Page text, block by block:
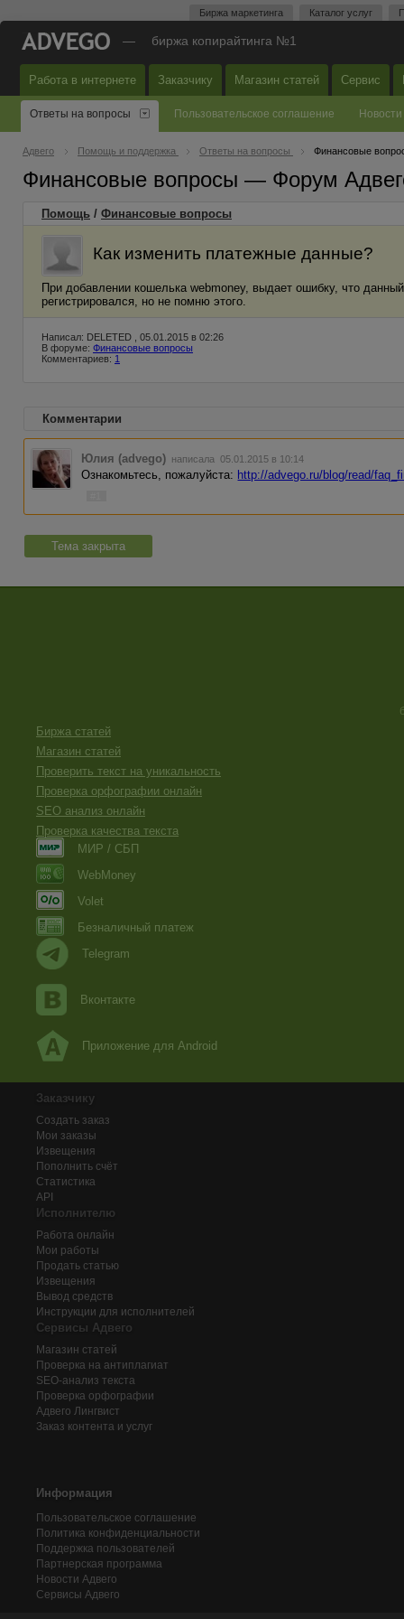
Биржа маркетинга Каталог услуг
— биржа копирайтинга №1
Работа в интернете Заказчику Магазин статей Сервис
Ответы на вопросы Пользовательское соглашение Новости
Адвего Помощь и поддержка Ответы на вопросы Финансовые
Финансовые вопросы — Форум
Помощь / Финансовые вопросы
Как изменить платежные данные?
При добавлении кошелька webmoney, выдает ошибку, что
регистрировался, но не помню этого.
Написал: DELETED , 05.01.2015 в 02:26
В форуме: Финансовые вопросы
Комментариев: 1
Комментарии
Юлия (advego) написала 05.01.2015 в 10:14
Ознакомьтесь, пожалуйста: http://advego.ru/blog/read/
Тема закрыта
Биржа статей
Магазин статей
Проверить текст на уникальность
Проверка орфографии онлайн
SEO анализ онлайн
Проверка качества текста
МИР / СБП
WebMoney
Volet
Безналичный платеж
Telegram
Вконтакте
Приложение для Android
Заказчику
Создать заказ
Мои заказы
Извещения
Пополнить счёт
Статистика
API
Исполнителю
Работа онлайн
Мои работы
Продать статью
Извещения
Вывод средств
Инструкции для исполнителей
Сервисы Адвего
Магазин статей
Проверка на антиплагиат
SEO-анализ текста
Проверка орфографии
Адвего Лингвист
Заказ контента и услуг
Информация
Пользовательское соглашение
Политика конфиденциальности
Поддержка пользователей
Партнерская программа
Новости Адвего
Сервисы Адвего